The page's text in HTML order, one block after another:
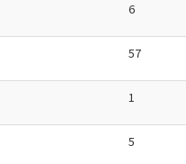
6
57
1
5